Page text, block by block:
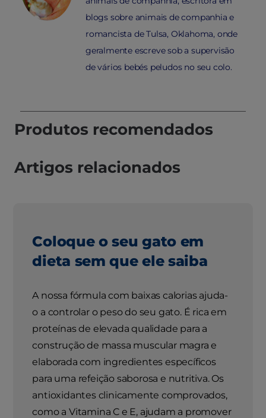
blogs sobre animais de companhia e
romancista de Tulsa, Oklahoma, onde
geralmente escreve sob a supervisão
de vários bebés peludos no seu colo.
Produtos recomendados
Artigos relacionados
Coloque o seu gato em
dieta sem que ele saiba
A nossa fórmula com baixas calorias ajuda-
o a controlar o peso do seu gato. É rica em
proteínas de elevada qualidade para a
construção de massa muscular magra e
elaborada com ingredientes específicos
para uma refeição saborosa e nutritiva. Os
antioxidantes clinicamente comprovados,
como a Vitamina C e E, ajudam a promover